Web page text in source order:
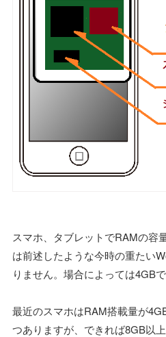
スマホ、タブレットでRAMの容
は前述したような今時の重たい
りません。場合によっては4GB
最近のスマホはRAM搭載量が
つありますが、できれば8GB以